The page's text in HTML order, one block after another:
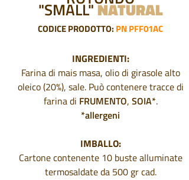
"SMALL"NATURAL
CODICE PRODOTTO: PN PFF01AC
INGREDIENTI:
Farina di mais masa, olio di girasole alto
oleico (20%), sale. Può contenere tracce di
farina di FRUMENTO, SOIA*.
*allergeni
IMBALLO:
Cartone contenente 10 buste alluminate
termosaldate da 500 gr cad.